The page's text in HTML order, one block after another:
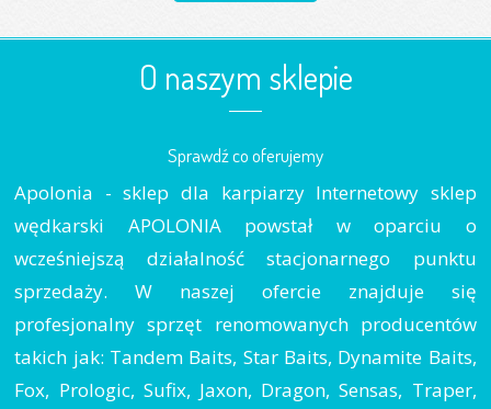
O naszym sklepie
Sprawdź co oferujemy
Apolonia - sklep dla karpiarzy Internetowy sklep
wędkarski APOLONIA powstał w oparciu o
wcześniejszą działalność stacjonarnego punktu
sprzedaży. W naszej ofercie znajduje się
profesjonalny sprzęt renomowanych producentów
takich jak: Tandem Baits, Star Baits, Dynamite Baits,
Fox, Prologic, Sufix, Jaxon, Dragon, Sensas, Traper,